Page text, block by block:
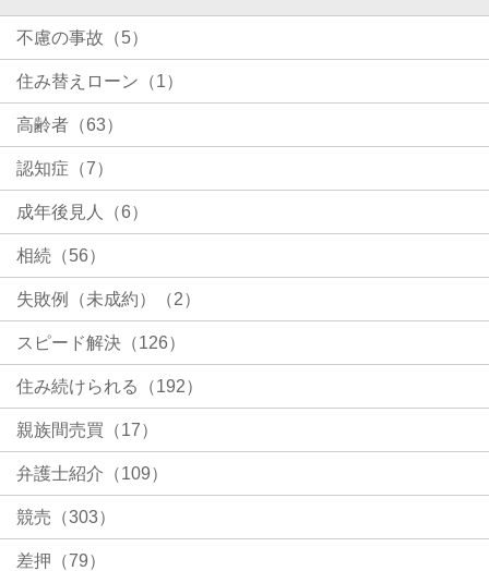
不慮の事故（5）
住み替えローン（1）
高齢者（63）
認知症（7）
成年後見人（6）
相続（56）
失敗例（未成約）（2）
スピード解決（126）
住み続けられる（192）
親族間売買（17）
弁護士紹介（109）
競売（303）
差押（79）